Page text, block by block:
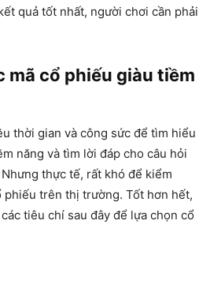
quả tốt nhất, người chơi cần phải
mã cổ phiếu giàu tiềm
thời gian và công sức để tìm hiểu
năng và tìm lời đáp cho câu hỏi
Nhưng thực tế, rất khó để kiểm
phiếu trên thị trường. Tốt hơn hết,
tiêu chí sau đây để lựa chọn cổ